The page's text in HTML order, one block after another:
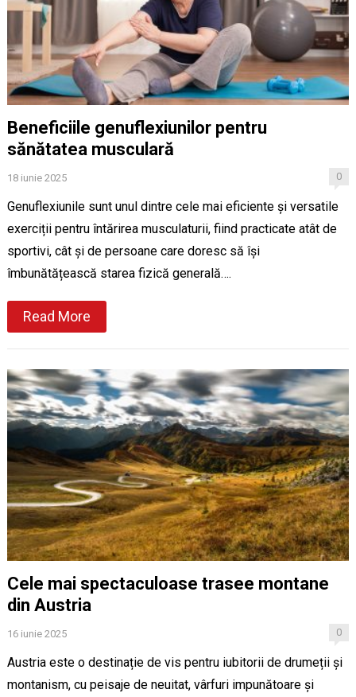
Beneficiile genuflexiunilor pentru
sănătatea musculară
18 iunie 2025 0
Genuflexiunile sunt unul dintre cele mai eficiente și versatile
exerciții pentru întărirea musculaturii, fiind practicate atât de
sportivi, cât și de persoane care doresc să își
îmbunătățească starea fizică generală….
Read More
Cele mai spectaculoase trasee montane
din Austria
16 iunie 2025 0
Austria este o destinație de vis pentru iubitorii de drumeții și
montanism, cu peisaje de neuitat, vârfuri impunătoare și